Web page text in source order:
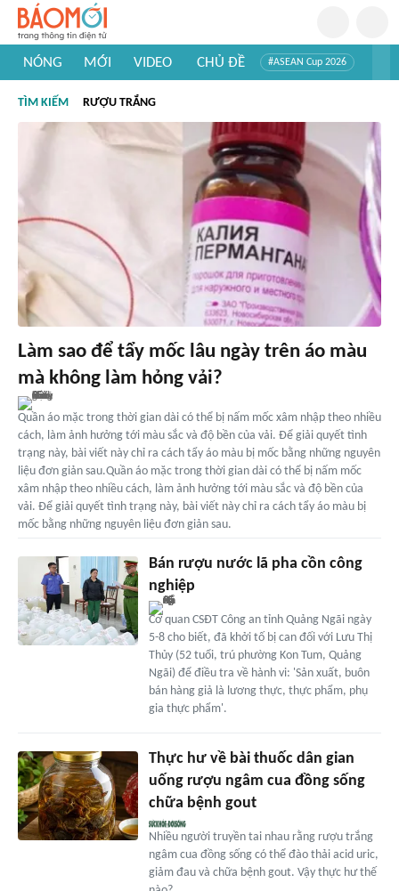
NÓNG MỚI VIDEO CHỦ ĐỀ #ASEAN Cup 2026
#Khám phá thế giới
TÌM KIẾM RƯỢU TRẮNG
Làm sao để tẩy mốc lâu ngày trên áo màu
mà không làm hỏng vải?
Quần áo mặc trong thời gian dài có thể bị nấm mốc xâm nhập theo nhiều
cách, làm ảnh hưởng tới màu sắc và độ bền của vải. Để giải quyết tình
trạng này, bài viết này chỉ ra cách tẩy áo màu bị mốc bằng những nguyên
liệu đơn giản sau.Quần áo mặc trong thời gian dài có thể bị nấm mốc
xâm nhập theo nhiều cách, làm ảnh hưởng tới màu sắc và độ bền của
vải. Để giải quyết tình trạng này, bài viết này chỉ ra cách tẩy áo màu bị
mốc bằng những nguyên liệu đơn giản sau.
Bán rượu nước lã pha cồn công
nghiệp
Cơ quan CSĐT Công an tỉnh Quảng Ngãi ngày
5-8 cho biết, đã khởi tố bị can đối với Lưu Thị
Thủy (52 tuổi, trú phường Kon Tum, Quảng
Ngãi) để điều tra về hành vi: 'Sản xuất, buôn
bán hàng giả là lương thực, thực phẩm, phụ
gia thực phẩm'.
Thực hư về bài thuốc dân gian
uống rượu ngâm cua đồng sống
chữa bệnh gout
Nhiều người truyền tai nhau rằng rượu trắng
ngâm cua đồng sống có thể đào thải acid uric,
giảm đau và chữa bệnh gout. Vậy thực hư thế